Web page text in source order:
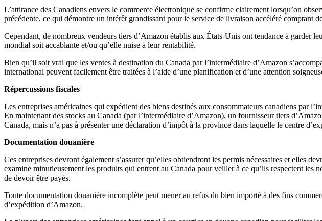
L’attirance des Canadiens envers le commerce électronique se confirme clairement lorsqu’on
précédente, ce qui démontre un intérêt grandissant pour le service de livraison accéléré comptant
Cependant, de nombreux vendeurs tiers d’Amazon établis aux États-Unis ont tendance à garder
mondial soit accablante et/ou qu’elle nuise à leur rentabilité.
Bien qu’il soit vrai que les ventes à destination du Canada par l’intermédiaire d’Amazon
international peuvent facilement être traitées à l’aide d’une planification et d’une attention
Répercussions fiscales
Les entreprises américaines qui expédient des biens destinés aux consommateurs canadiens par
En maintenant des stocks au Canada (par l’intermédiaire d’Amazon), un fournisseur tiers
Canada, mais n’a pas à présenter une déclaration d’impôt à la province dans laquelle le centre
Documentation douanière
Ces entreprises devront également s’assurer qu’elles obtiendront les permis nécessaires et elles
examine minutieusement les produits qui entrent au Canada pour veiller à ce qu’ils respectent
de devoir être payés.
Toute documentation douanière incomplète peut mener au refus du bien importé à des fins
d’expédition d’Amazon.